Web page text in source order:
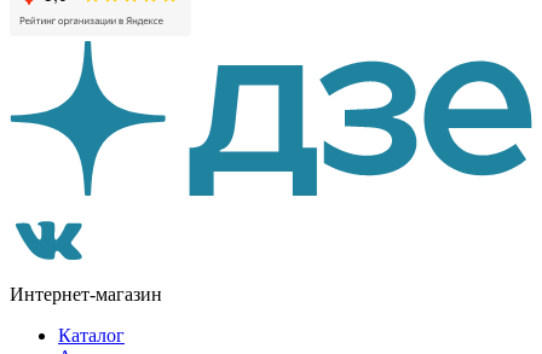
Интернет-магазин
Каталог